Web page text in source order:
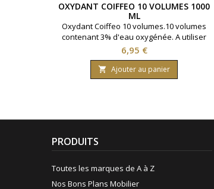
OXYDANT COIFFEO 10 VOLUMES 1000
ML
Oxydant Coiffeo 10 volumes.10 volumes
contenant 3% d'eau oxygénée. A utiliser
avec la coloration cheveux Coiffeo pour
un parfait rendu.Bouteille contenant 1000
ml.
Prix
6,95 €
 Ajouter au panier
PRODUITS
Toutes les marques de A à Z
Nos Bons Plans Mobilier